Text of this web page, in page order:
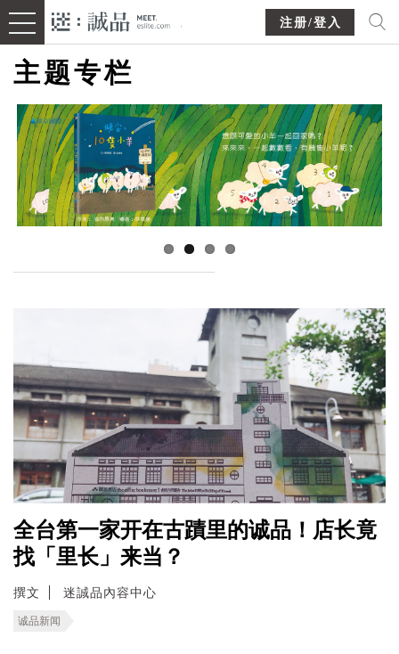
注册/登入
主题专栏
全台第一家开在古蹟里的诚品！店长竟
找「里长」来当？
撰文 迷誠品內容中心
诚品新闻